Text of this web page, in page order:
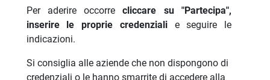
Per aderire occorrecliccare su "Partecipa",
inserire le proprie credenzialie seguire le
indicazioni.
Si consiglia alle aziende che non dispongono di
credenziali o le hanno smarrite di accedere alla